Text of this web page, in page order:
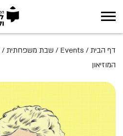
אודות
תערוכות
דף הבית /
Events
/ שבת משפחתית /
המוזיאון